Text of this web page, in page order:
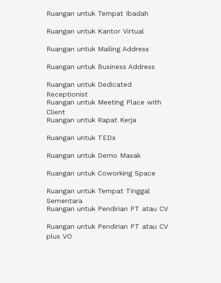
Ruangan untuk Tempat Ibadah
Ruangan untuk Kantor Virtual
Ruangan untuk Mailing Address
Ruangan untuk Business Address
Ruangan untuk Dedicated
Receptionist
Ruangan untuk Meeting Place with
Client
Ruangan untuk Rapat Kerja
Ruangan untuk TEDx
Ruangan untuk Demo Masak
Ruangan untuk Coworking Space
Ruangan untuk Tempat Tinggal
Sementara
Ruangan untuk Pendirian PT atau CV
Ruangan untuk Pendirian PT atau CV
plus VO